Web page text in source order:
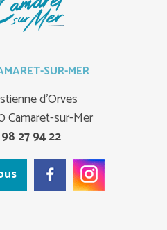
SUR-MER
d'Orves
Camaret-sur-Mer
27 94 22